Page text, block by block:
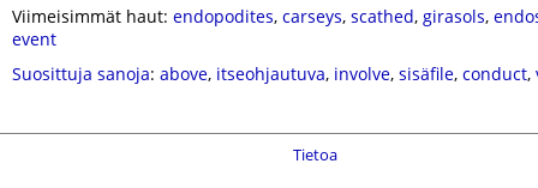
Viimeisimmät haut: endopodites, carseys, scathed, girasols,
event
Suosittuja sanoja: above, itseohjautuva, involve, sisäfile, conduct,
Tietoa